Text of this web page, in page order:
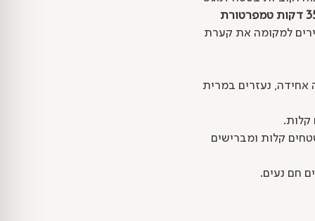
35 דקות טמפרטורת
למקומה את קערת
נעזרים במרית
קלות ומברישים